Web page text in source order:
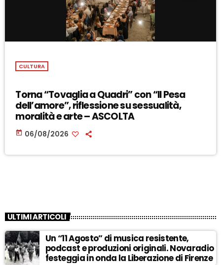
CULTURA
Torna “Tovaglia a Quadri” con “Il Pesa
dell’amore”, riflessione su sessualità,
moralità e arte – ASCOLTA
today 06/08/2026
ULTIMI ARTICOLI
Un “11 Agosto” di musica resistente,
podcast e produzioni originali. Novaradio
festeggia in onda la Liberazione di Firenze